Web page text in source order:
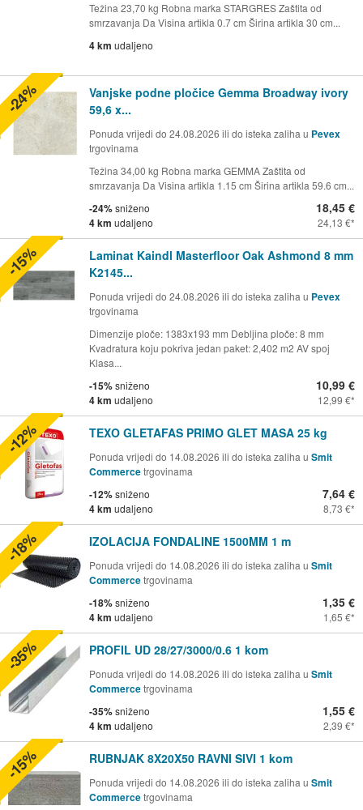
Težina 23,70 kg Robna marka STARGRES Zaštita od
smrzavanja Da Visina artikla 0.7 cm Širina artikla 30 cm...
4 km udaljeno
Vanjske podne pločice Gemma Broadway ivory
59,6 x...
Ponuda vrijedi do 24.08.2026 ili do isteka zaliha u Pevex
trgovinama
Težina 34,00 kg Robna marka GEMMA Zaštita od
smrzavanja Da Visina artikla 1.15 cm Širina artikla 59.6 cm...
-24%sniženo
4 km udaljeno
18,45 €
24,13 €
-24%
Laminat Kaindl Masterfloor Oak Ashmond 8 mm
K2145...
Ponuda vrijedi do 24.08.2026 ili do isteka zaliha u Pevex
trgovinama
Dimenzije ploče: 1383x193 mm Debljina ploče: 8 mm
Kvadratura koju pokriva jedan paket: 2,402 m2 AV spoj
Klasa...
-15%sniženo
4 km udaljeno
10,99 €
12,99 €
-15%
TEXO GLETAFAS PRIMO GLET MASA 25 kg
Ponuda vrijedi do 14.08.2026 ili do isteka zaliha u Smit
Commercetrgovinama
-12%sniženo
4 km udaljeno
7,64 €
8,73 €
-12%
IZOLACIJA FONDALINE 1500MM 1 m
Ponuda vrijedi do 14.08.2026 ili do isteka zaliha u Smit
Commercetrgovinama
-18%sniženo
4 km udaljeno
1,35 €
1,65 €
-18%
PROFIL UD 28/27/3000/0.6 1 kom
Ponuda vrijedi do 14.08.2026 ili do isteka zaliha u Smit
Commercetrgovinama
-35%sniženo
4 km udaljeno
1,55 €
2,39 €
-35%
RUBNJAK 8X20X50 RAVNI SIVI 1 kom
Ponuda vrijedi do 14.08.2026 ili do isteka zaliha u Smit
Commercetrgovinama
-15%